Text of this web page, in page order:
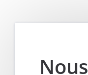
Nous